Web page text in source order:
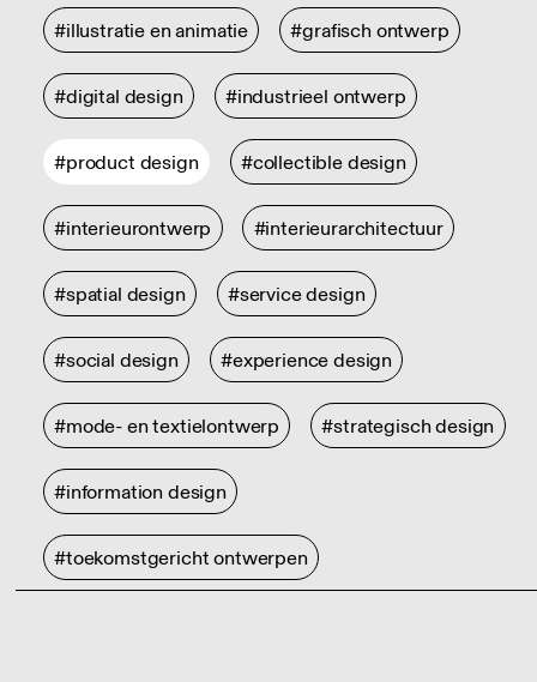
#illustratie en animatie #grafisch ontwerp
#digital design #industrieel ontwerp
#product design #collectible design
#interieurontwerp #interieurarchitectuur
#spatial design #service design
#social design #experience design
#mode- en textielontwerp #strategisch design
#information design
#toekomstgericht ontwerpen